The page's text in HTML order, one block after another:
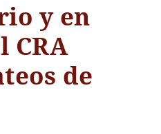
y en
CRA
de